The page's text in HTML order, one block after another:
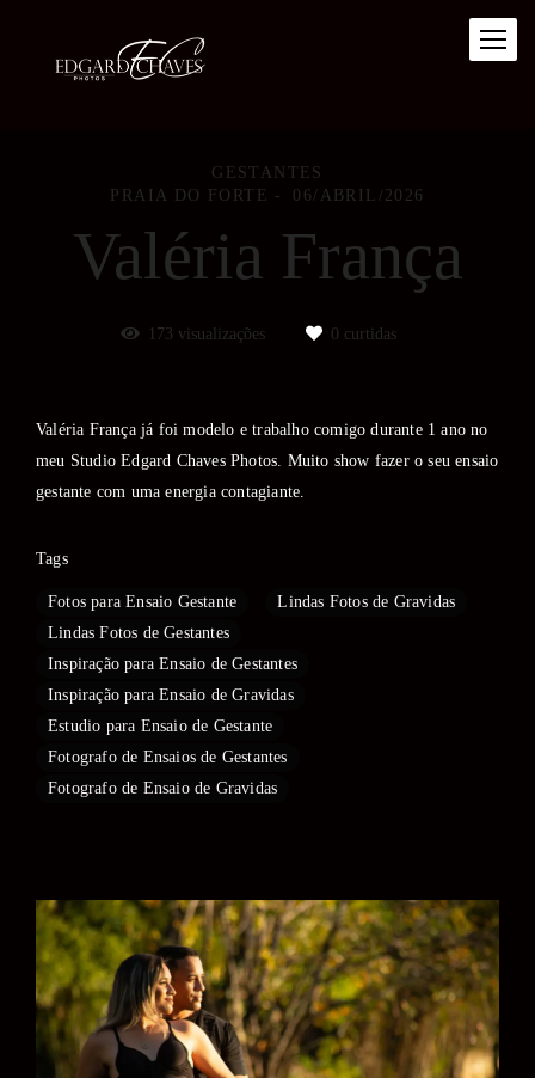
GESTANTES
PRAIA DO FORTE
06/ABRIL/2026
Valéria França
173 visualizações 0 curtidas
Valéria França já foi modelo e trabalho comigo durante 1 ano no
meu Studio Edgard Chaves Photos. Muito show fazer o seu ensaio
gestante com uma energia contagiante.
Tags
Fotos para Ensaio Gestante
Lindas Fotos de Gravidas
Lindas Fotos de Gestantes
Inspiração para Ensaio de Gestantes
Inspiração para Ensaio de Gravidas
Estudio para Ensaio de Gestante
Fotografo de Ensaios de Gestantes
Fotografo de Ensaio de Gravidas